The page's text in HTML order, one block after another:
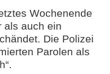
Wochenende
als auch ein
Die Polizei
Parolen als